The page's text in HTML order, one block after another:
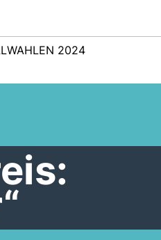
2024